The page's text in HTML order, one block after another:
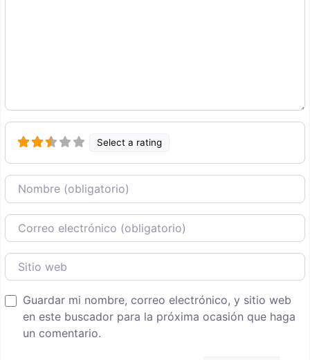
Select a rating
Nombre
Correo Electronico
Sitio web
Guardar mi nombre, correo electrónico, y sitio web
en este buscador para la próxima ocasión que haga
un comentario.